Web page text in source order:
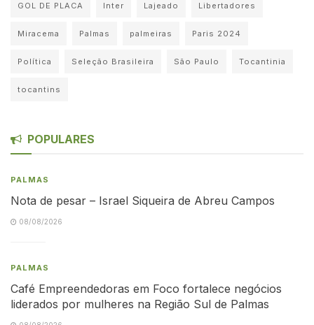
GOL DE PLACA Inter Lajeado Libertadores
Miracema Palmas palmeiras Paris 2024
Política Seleção Brasileira São Paulo Tocantinia
tocantins
POPULARES
PALMAS
Nota de pesar – Israel Siqueira de Abreu Campos
08/08/2026
PALMAS
Café Empreendedoras em Foco fortalece negócios
liderados por mulheres na Região Sul de Palmas